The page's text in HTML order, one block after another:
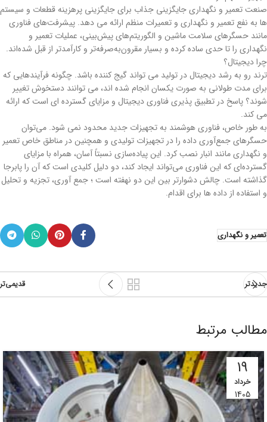
صنعت تعمیر و نگهداری جایگزینی جذاب برای جایگزینی پرهزینه قطعات و سیستم
ها به نفع تعمیر و نگهداری و تعمیرات منظم ارائه می دهد. پیشرفت‌های فناوری
مانند حسگرهای سلامت ماشین و الگوریتم‌های پیش‌بینی، عملیات تعمیر و
نگهداری را تا حدی ساده کرده و بسیار مقرون‌به‌صرفه‌تر و کارآمدتر از قبل شده‌اند.
چرا دیجیتال؟
ترند رو به رشد دیجیتال در تولید می تواند گیج کننده باشد. چگونه فرآیندهایی که
برای مدت طولانی به صورت یکسان انجام شده اند، می توانند دستخوش تغییر
شوند؟ پاسخ در تطبیق پذیری فناوری دیجیتال و مزایای گسترده ای است که ارائه
می کند.
به طور خاص، فناوری هوشمند به تجهیزات جدید محدود نمی شود. می‌توان
حسگرهای جمع‌آوری داده را در تجهیزات تولیدی و همچنین در مناطق خاص تعمیر
و نگهداری مانند انبار نصب کرد. این پیاده‌سازی نسبتاً آسان، همراه با مزایای
گسترده‌ای که این فناوری می‌تواند ایجاد کند، دو دلیل کلیدی است که آن را پابرجا
گذاشته است. چالش دشوارتر بین این دو نهفته است ؛ جمع آوری، تجزیه و تحلیل
و استفاده از داده ها برای اقدام.
تعمیر و نگهداری
جدیدتر قدیمی‌تر
مطالب مرتبط
19
خرداد
1405